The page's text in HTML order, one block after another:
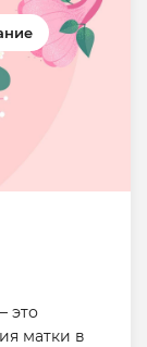
это
матки в